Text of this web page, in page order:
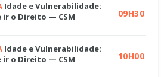
Idade e Vulnerabilidade:
ir o Direito — CSM
09H30
Idade e Vulnerabilidade:
ir o Direito — CSM
10H00